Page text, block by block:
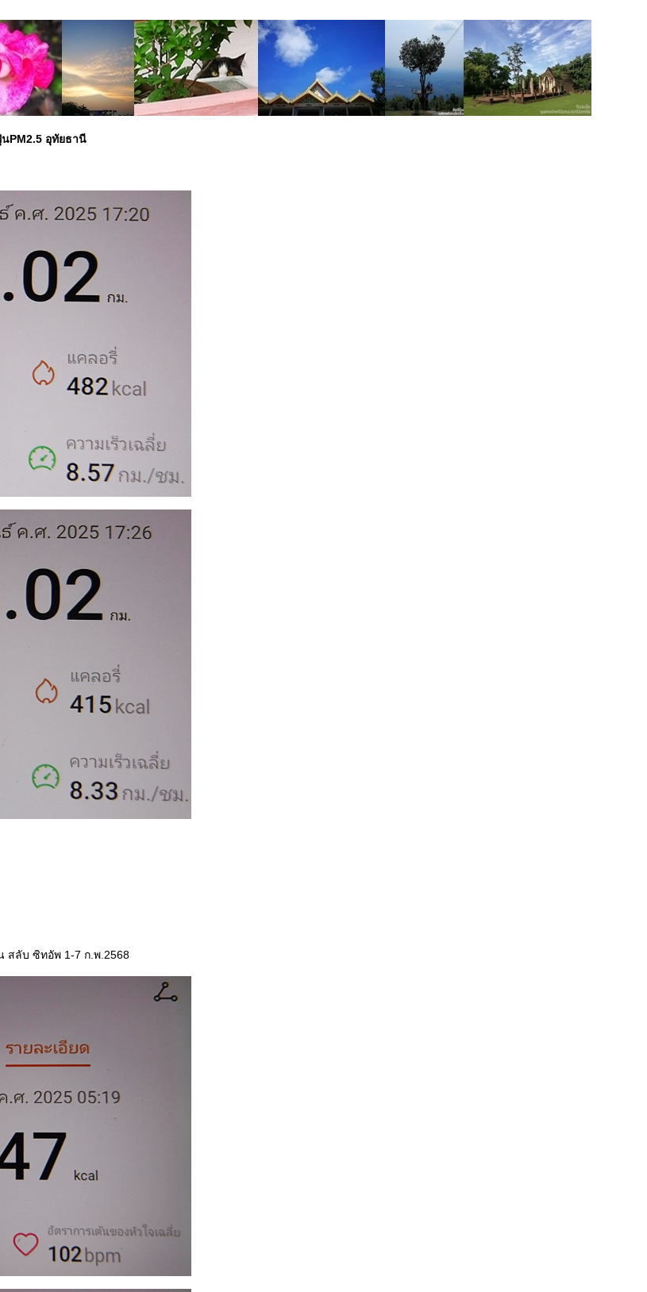
PM2.5 อุทัยธานี
สลับ ซิทอัพ 1-7 ก.พ.2568